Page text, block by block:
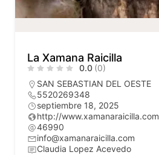
La Xamana Raicilla
0.0 (0)
SAN SEBASTIAN DEL OESTE
5520269348
septiembre 18, 2025
http://www.xamanaraicilla.com
46990
info@xamanaraicilla.com
Claudia Lopez Acevedo